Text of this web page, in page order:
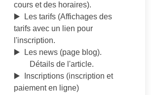
cours et des horaires).
▶️ Les tarifs (Affichages des
tarifs avec un lien pour
l'inscription.
▶️ Les news (page blog).
Détails de l'article.
▶️ Inscriptions (inscription et
paiement en ligne)